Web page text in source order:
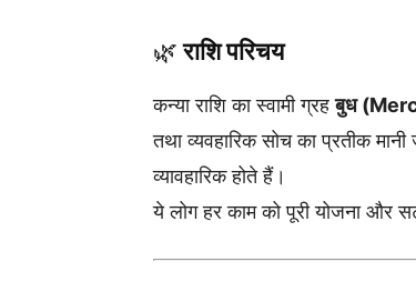
🌿राशि परिचय
कन्या राशि का स्वामी ग्रहबुध
तथा व्यवहारिक सोच का प्रतीक
व्यावहारिक होते हैं।
ये लोग हर काम को पूरी योजना और